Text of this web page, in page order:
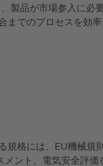
製品が市場参入に必
までのプロセスを効
規格には、EU機械規
ント、電気安全評価